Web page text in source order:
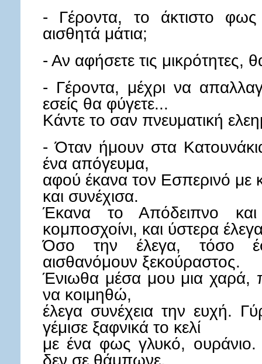
- Γέροντα, το άκτιστο
αισθητά μάτια;
- Αν αφήσετε τις μικρότητες,
- Γέροντα, μέχρι να
εσείς θα φύγετε...
Κάντε το σαν πνευματική
- Όταν ήμουν στα
ένα απόγευμα,
αφού έκανα τον Εσπερινό με
και συνέχισα.
Έκανα το Απόδειπνο και
κομποσχοίνι, και ύστερα
Όσο την έλεγα, τόσο
αισθανόμουν ξεκούραστος.
Ένιωθα μέσα μου μια χαρά,
να κοιμηθώ,
έλεγα συνέχεια την ευχή.
γέμισε ξαφνικά το κελί
με ένα φως γλυκό,
δεν σε θάμπωνε.